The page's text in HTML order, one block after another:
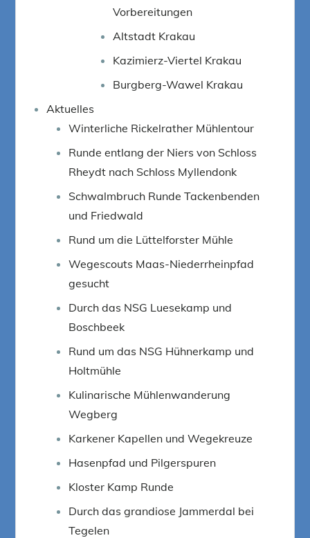
Vorbereitungen
Altstadt Krakau
Kazimierz-Viertel Krakau
Burgberg-Wawel Krakau
Aktuelles
Winterliche Rickelrather Mühlentour
Runde entlang der Niers von Schloss
Rheydt nach Schloss Myllendonk
Schwalmbruch Runde Tackenbenden
und Friedwald
Rund um die Lüttelforster Mühle
Wegescouts Maas-Niederrheinpfad
gesucht
Durch das NSG Luesekamp und
Boschbeek
Rund um das NSG Hühnerkamp und
Holtmühle
Kulinarische Mühlenwanderung
Wegberg
Karkener Kapellen und Wegekreuze
Hasenpfad und Pilgerspuren
Kloster Kamp Runde
Durch das grandiose Jammerdal bei
Tegelen